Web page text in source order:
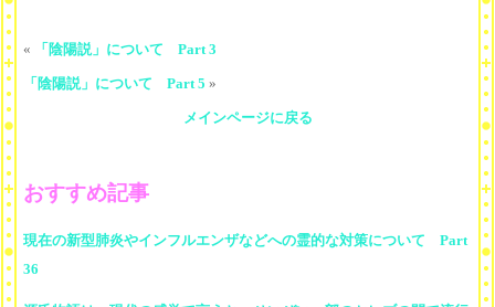
« 「陰陽説」について Part 3
「陰陽説」について Part 5 »
メインページに戻る
おすすめ記事
現在の新型肺炎やインフルエンザなどへの霊的な対策について Part
36